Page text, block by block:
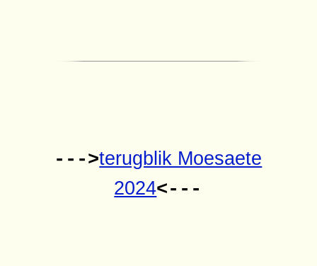
--->terugblik Moesaete
2024<---